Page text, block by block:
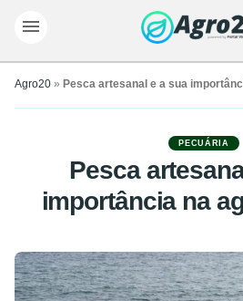
Agro20 » Pesca artesanal e a sua
PECUÁRIA
Pesca
importância na